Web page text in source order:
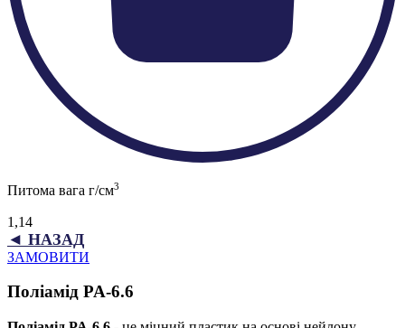
Питома вага г/см3
1,14
◄ НАЗАД
ЗАМОВИТИ
Поліамід PA-6.6